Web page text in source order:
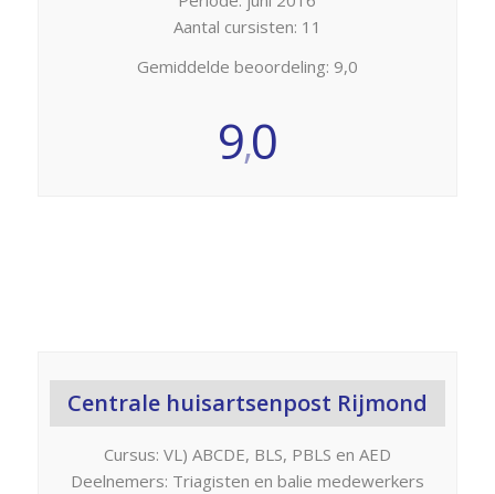
Aantal cursisten: 11
Gemiddelde beoordeling: 9,0
9,0
Centrale huisartsenpost Rijmond
Cursus: VL) ABCDE, BLS, PBLS en AED
Deelnemers: Triagisten en balie medewerkers